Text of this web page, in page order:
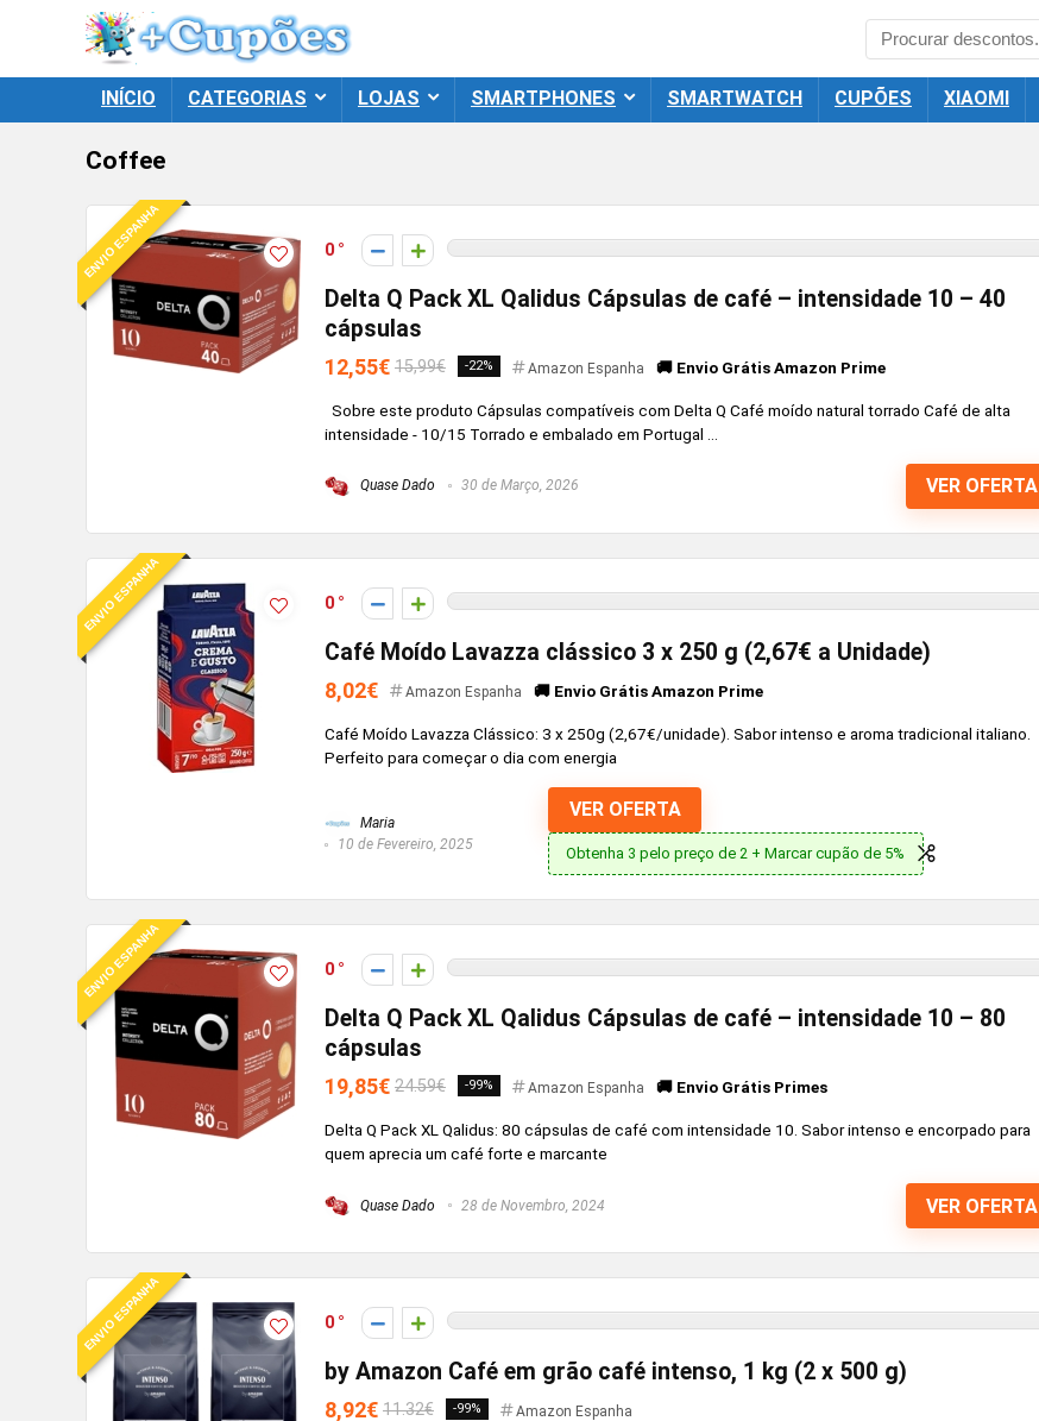
INÍCIO CATEGORIAS LOJAS SMARTPHONES SMARTWATCH CUPÕES XIAOMI
Coffee
ENVIO ESPANHA 0
Delta Q Pack XL Qalidus Cápsulas de café – intensidade 10 – 40
cápsulas
12,55€ 15,99€ -22% Amazon Espanha 🚚 Envio Grátis Amazon Prime
Sobre este produto Cápsulas compatíveis com Delta Q Café moído natural torrado Café de alta
intensidade - 10/15 Torrado e embalado em Portugal ...
Quase Dado 30 de Março, 2026 VER OFERTA
ENVIO ESPANHA 0
Café Moído Lavazza clássico 3 x 250 g (2,67€ a Unidade)
8,02€ Amazon Espanha 🚚 Envio Grátis Amazon Prime
Café Moído Lavazza Clássico: 3 x 250g (2,67€/unidade). Sabor intenso e aroma tradicional italiano.
Perfeito para começar o dia com energia
Maria
10 de Fevereiro, 2025
VER OFERTA
Obtenha 3 pelo preço de 2 + Marcar cupão de 5%
ENVIO ESPANHA 0
Delta Q Pack XL Qalidus Cápsulas de café – intensidade 10 – 80
cápsulas
19,85€ 24.59€ -99% Amazon Espanha 🚚 Envio Grátis Primes
Delta Q Pack XL Qalidus: 80 cápsulas de café com intensidade 10. Sabor intenso e encorpado para
quem aprecia um café forte e marcante
Quase Dado 28 de Novembro, 2024 VER OFERTA
ENVIO ESPANHA 0
by Amazon Café em grão café intenso, 1 kg (2 x 500 g)
8,92€ 11.32€ -99% Amazon Espanha